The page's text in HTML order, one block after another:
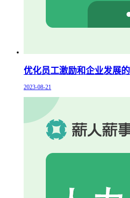
优化员工激励和企业发展
2023-08-21